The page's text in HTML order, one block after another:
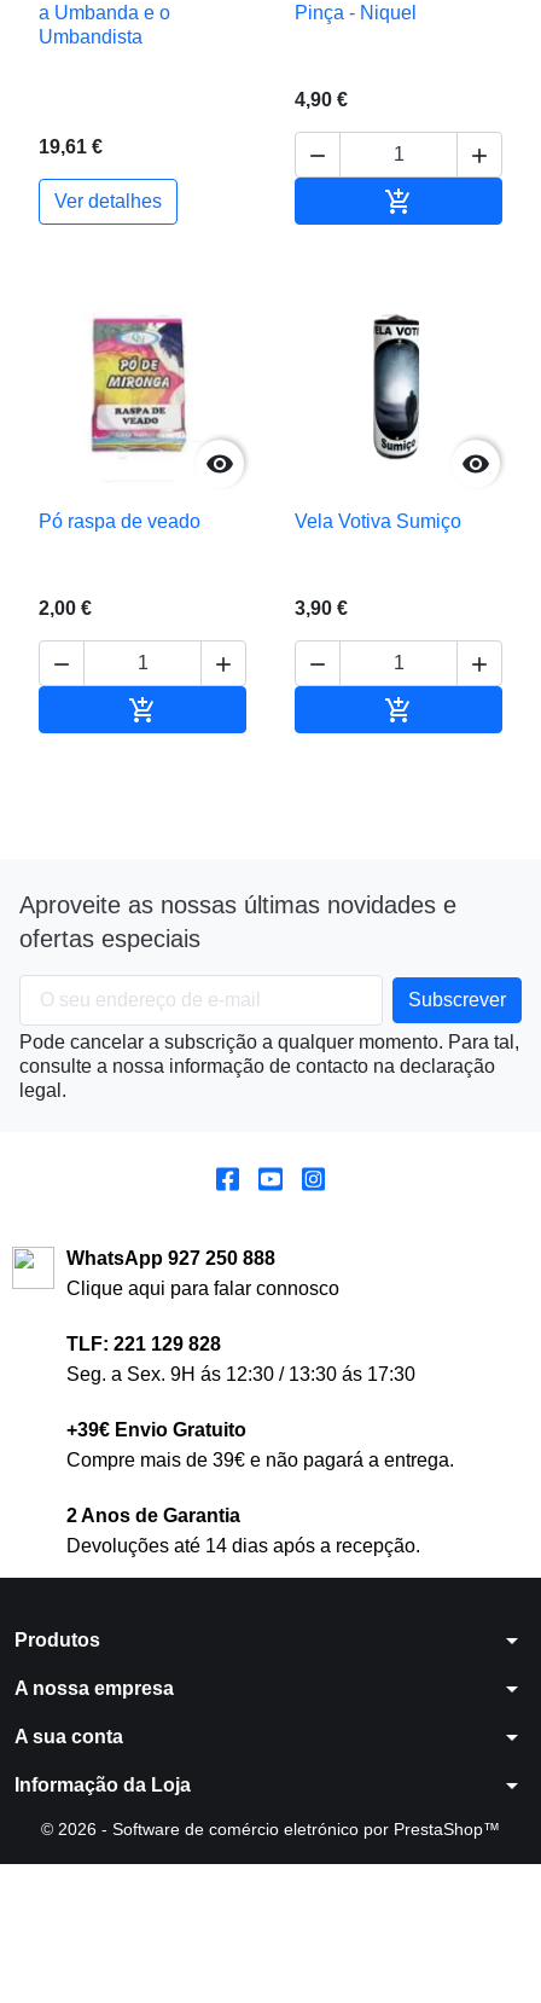
a Umbanda e o
Umbandista
19,61 €
Ver detalhes
Pinça - Niquel
4,90 €
 


Pó raspa de veado
2,00 €
 


Vela Votiva Sumiço
3,90 €
 

Aproveite as nossas últimas novidades e
ofertas especiais
Pode cancelar a subscrição a qualquer momento. Para tal,
consulte a nossa informação de contacto na declaração
legal.
WhatsApp 927 250 888
Clique aqui para falar connosco
TLF: 221 129 828
Seg. a Sex. 9H ás 12:30 / 13:30 ás 17:30
+39€ Envio Gratuito
Compre mais de 39€ e não pagará a entrega.
2 Anos de Garantia
Devoluções até 14 dias após a recepção.
Produtos arrow_drop_down
A nossa empresa arrow_drop_down
A sua conta arrow_drop_down
Informação da Loja arrow_drop_down
© 2026 - Software de comércio eletrónico por PrestaShop™